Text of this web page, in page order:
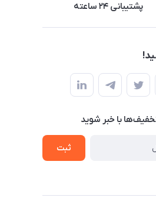
پشتیبانی ۲۴ ساعته
با‌ خبر شوید
ثبت